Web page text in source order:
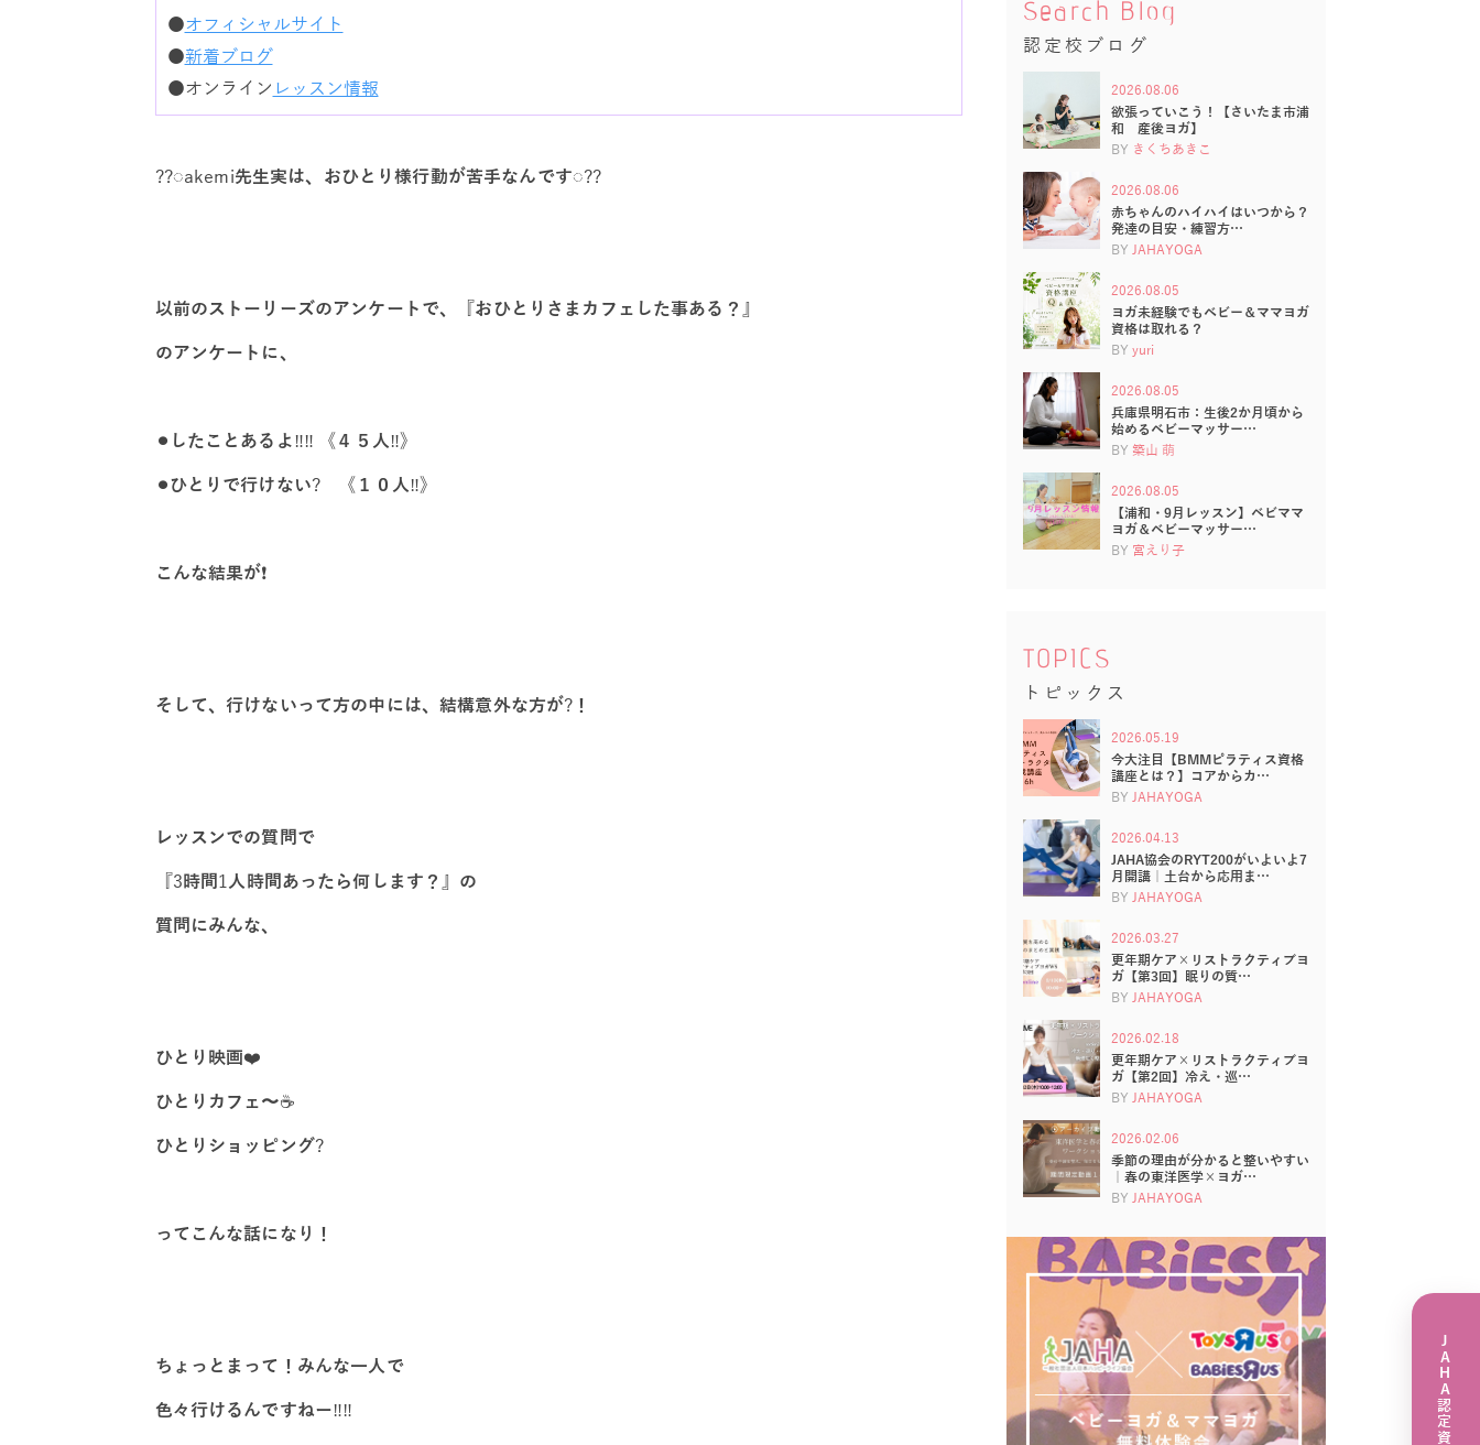
●オフィシャルサイト
●新着ブログ
●オンライン レッスン情報
??◌akemi先生実は、おひとり様行動が苦手なんです◌??
以前のストーリーズのアンケートで、
『おひとりさまカフェした事ある？』
のアンケートに、
⚫︎したことあるよ‼️‼️ 《４５人‼️》
⚫︎ひとりで行けない? 《１０人‼️》
こんな結果が❗️
そして、行けないって方の中には、結構意外な方が? ！
レッスンでの質問で
『3時間1 人時間あったら何します？』の
質問にみんな、
ひとり映画❤️
ひとりカフェ〜☕️
ひとりショッピング?
ってこんな話になり！
ちょっとまって！みんな一人で
色々行けるんですねー‼️‼️
Search Blog
認定校ブログ
2026.08.06
欲張っていこう！【さいたま市浦
和 産後ヨガ】
BY きくちあきこ
2026.08.06
赤ちゃんのハイハイはいつから？
発達の目安・練習方…
BY JAHAYOGA
2026.08.05
ヨガ未経験でもベビー＆ママヨガ
資格は取れる？
BY yuri
2026.08.05
兵庫県明石市：生後2か月頃から
始めるベビーマッサー…
BY 築山 萌
2026.08.05
【浦和・9月レッスン】ベビママ
ヨガ＆ベビーマッサー…
BY 宮えり子
TOPICS
トピックス
2026.05.19
今大注目【BMMピラティス資格
講座とは？】コアからカ…
BY JAHAYOGA
2026.04.13
JAHA協会のRYT200がいよいよ7
月開講｜土台から応用ま…
BY JAHAYOGA
2026.03.27
更年期ケア×リストラクティブヨ
ガ【第3回】眠りの質…
BY JAHAYOGA
2026.02.18
更年期ケア×リストラクティブヨ
ガ【第2回】冷え・巡…
BY JAHAYOGA
2026.02.06
季節の理由が分かると整いやすい
｜春の東洋医学×ヨガ…
BY JAHAYOGA